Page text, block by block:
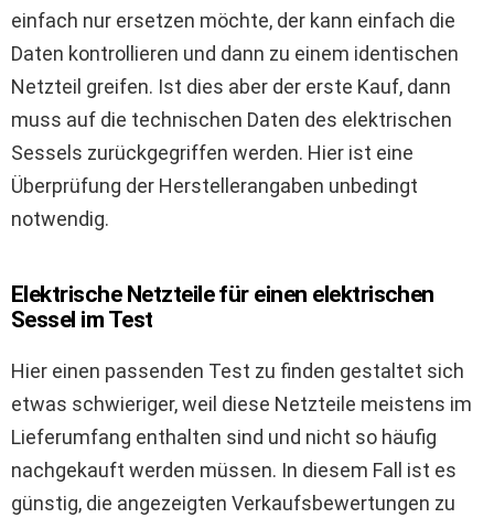
einfach nur ersetzen möchte, der kann einfach die
Daten kontrollieren und dann zu einem identischen
Netzteil greifen. Ist dies aber der erste Kauf, dann
muss auf die technischen Daten des elektrischen
Sessels zurückgegriffen werden. Hier ist eine
Überprüfung der Herstellerangaben unbedingt
notwendig.
Elektrische Netzteile für einen elektrischen
Sessel im Test
Hier einen passenden Test zu finden gestaltet sich
etwas schwieriger, weil diese Netzteile meistens im
Lieferumfang enthalten sind und nicht so häufig
nachgekauft werden müssen. In diesem Fall ist es
günstig, die angezeigten Verkaufsbewertungen zu